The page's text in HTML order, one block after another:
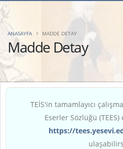
Madde Detay
ANASAYFA MADDE DETAY
TEİS'in tamamlayıcı
Eserler Sözlüğü (TEES)
https://